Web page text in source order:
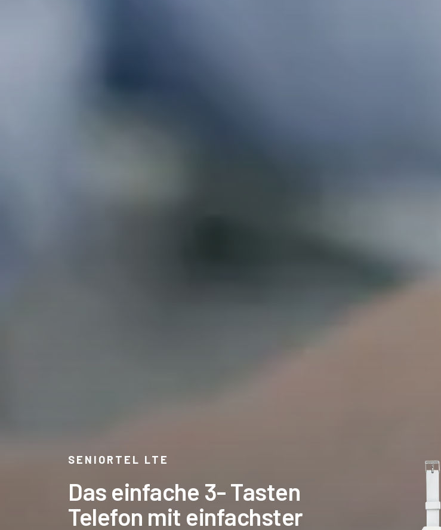
SENIORTEL LTE
Das einfache 3- Tasten
Telefon mit einfachster